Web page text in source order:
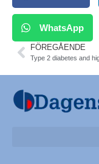
WhatsApp
FÖREGÅENDE